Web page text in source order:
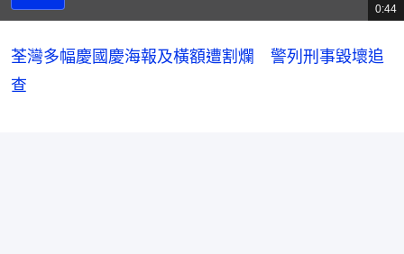
總
共
0:44
荃灣多幅慶國慶海報及橫額遭割爛 警列刑事毀壞追
查